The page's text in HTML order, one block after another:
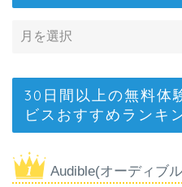
30日間以上の無料体
ビスおすすめランキ
Audible(オーディブ